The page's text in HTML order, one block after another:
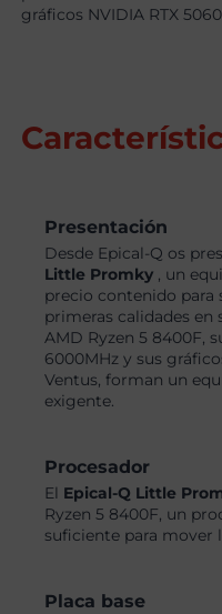
gráficos NVIDIA RTX
Presentación
Desde Epical-Q os
Little Promky , un
precio contenido para
primeras calidades en
AMD Ryzen 5 8400F,
6000MHz y sus
Ventus, forman un
exigente.
Procesador
El Epical-Q Little
Ryzen 5 8400F, un
suficiente para mover
Placa base